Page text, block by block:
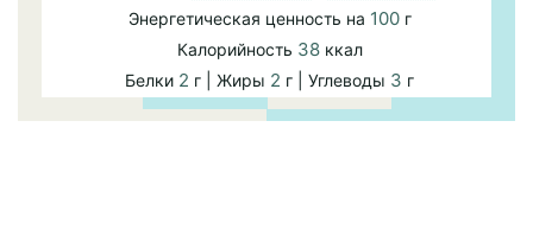
Энергетическая ценность на 100г
Калорийность 38ккал
Белки 2 г | Жиры 2 г | Углеводы 3 г